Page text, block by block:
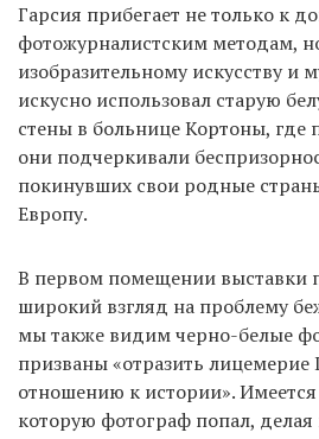
Гарсия прибегает не только к
фотожурналистским методам,
изобразительному искусству и
искусно использовал старую
стены в больнице Кортоны, где
они подчеркивали
покинувших свои родные
Европу.
В первом помещении выставки
широкий взгляд на проблему
мы также видим черно-белые
призваны «отразить лицемерие
отношению к истории».
которую фотограф попал,